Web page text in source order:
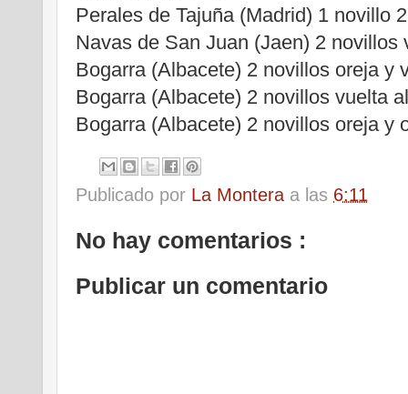
Perales de Tajuña (Madrid) 1 novillo
Navas de San Juan (Jaen) 2 novillos
Bogarra (Albacete) 2 novillos oreja y
Bogarra (Albacete) 2 novillos vuelta
Bogarra (Albacete) 2 novillos oreja y
Publicado por La Montera a las 6:11
No hay comentarios :
Publicar un comentario